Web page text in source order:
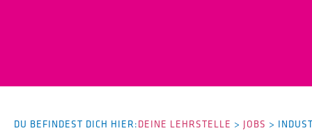
DU BEFINDEST DICH HIER:DEINE LEHRSTELLE > JOBS >